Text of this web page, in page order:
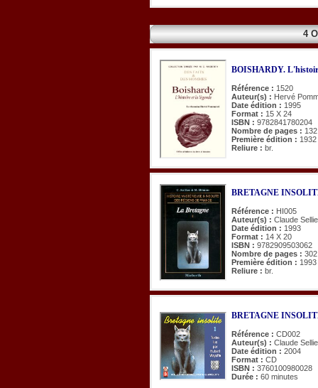
4
BOISHARDY.
Référence : 1520
Auteur(s) : Hervé
Date édition : 1995
Format : 15 X 24
ISBN : 9782841780204
Nombre de pages : 132
Première édition : 1932
Reliure : br.
BRETAGNE
Référence : HI005
Auteur(s) : Claude
Date édition : 1993
Format : 14 X 20
ISBN : 9782909503062
Nombre de pages : 302
Première édition : 1993
Reliure : br.
BRETAGNE
Référence : CD002
Auteur(s) : Claude
Date édition : 2004
Format : CD
ISBN : 3760100980028
Durée : 60 minutes